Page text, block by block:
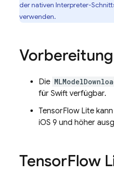
der nativen Interpreter-
verwenden.
Vorbereitung
Die
für Swift verfügbar.
TensorFlow Lite
iOS 9 und höher
TensorFlow